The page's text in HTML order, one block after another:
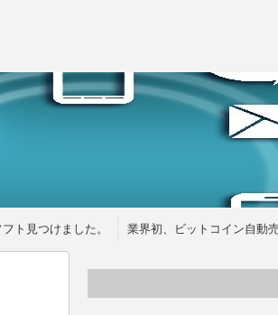
ト見つけました。 業界初、ビットコイン自動